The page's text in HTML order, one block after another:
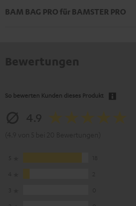
BAM BAG PRO für BAMSTER PRO
So bewerten Kunden dieses Produkt